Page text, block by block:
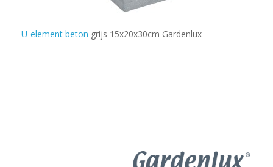
U-element beton grijs 15x20x30cm Gardenlux